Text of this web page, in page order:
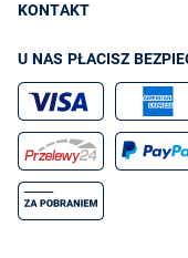
KONTAKT
U NAS PŁACISZ